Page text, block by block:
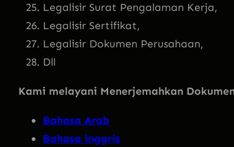
Legalisir Surat Pengalaman Kerja,
Legalisir Sertifikat,
Legalisir Dokumen Perusahaan,
Dll
Kami melayani Menerjemahkan
Bahasa Arab
Bahasa inggris